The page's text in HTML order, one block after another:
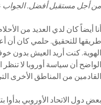
من أجل مستقبل أفضل. الجواب
أنا أيضاً كان لدي العديد من
طريقها للتحقيق. حلمي كان أن
الهوية. كنت أريد العيش بدون
الواضح أن سياسة أوروبا لا تنظر
القادمين من المناطق الأخرى
بعض دول الاتحاد الأوروبي